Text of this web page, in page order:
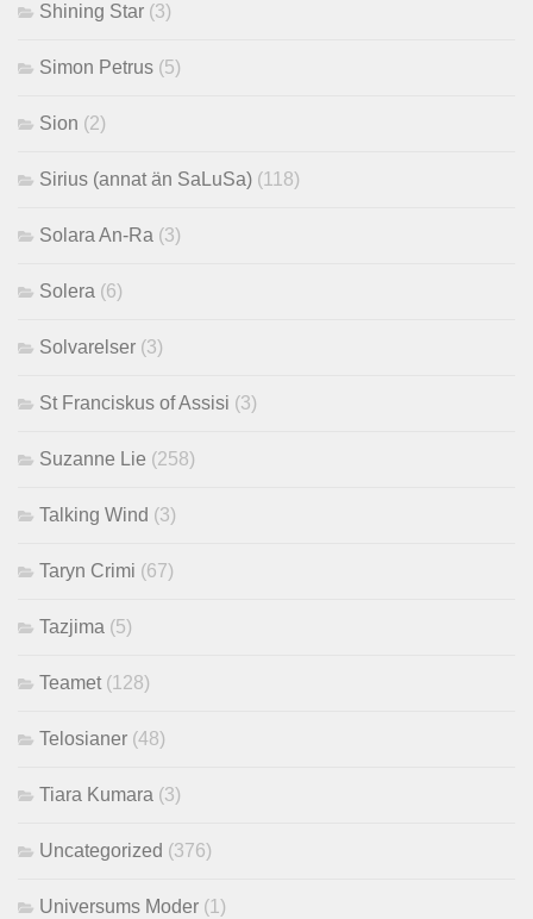
Shining Star (3)
Simon Petrus (5)
Sion (2)
Sirius (annat än SaLuSa) (118)
Solara An-Ra (3)
Solera (6)
Solvarelser (3)
St Franciskus of Assisi (3)
Suzanne Lie (258)
Talking Wind (3)
Taryn Crimi (67)
Tazjima (5)
Teamet (128)
Telosianer (48)
Tiara Kumara (3)
Uncategorized (376)
Universums Moder (1)